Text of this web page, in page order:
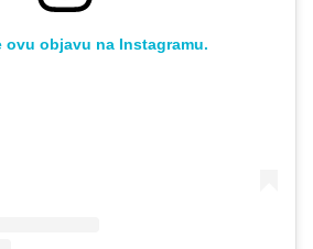
ovu objavu na Instagramu.